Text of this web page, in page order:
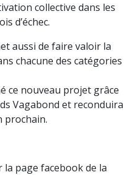
collective dans les
d’échec.
aussi de faire valoir la
chacune des catégories
ce nouveau projet grâce
Vagabond et reconduira
prochain.
page facebook de la